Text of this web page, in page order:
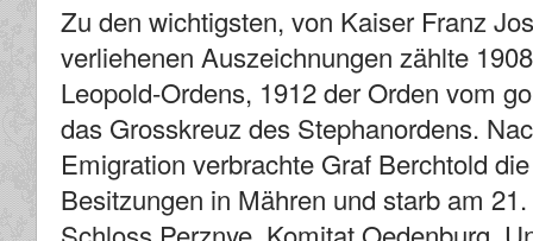
Zu den wichtigsten, von Kaiser Franz
verliehenen Auszeichnungen zählte
Leopold-Ordens, 1912 der Orden vom
das Grosskreuz des Stephanordens.
Emigration verbrachte Graf Berchtold
Besitzungen in Mähren und starb am